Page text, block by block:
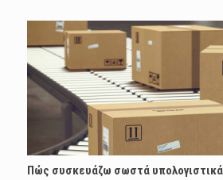
Πώς συσκευάζω σωστά υπολογιστικά